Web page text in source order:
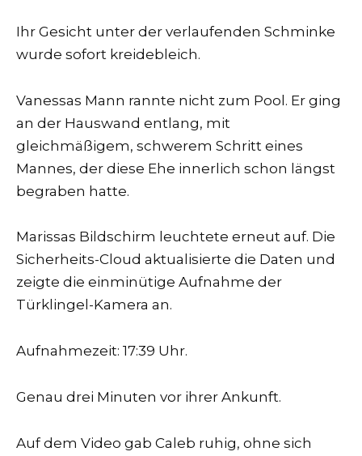
Ihr Gesicht unter der verlaufenden Schminke
wurde sofort kreidebleich.
Vanessas Mann rannte nicht zum Pool. Er ging
an der Hauswand entlang, mit
gleichmäßigem, schwerem Schritt eines
Mannes, der diese Ehe innerlich schon längst
begraben hatte.
Marissas Bildschirm leuchtete erneut auf. Die
Sicherheits-Cloud aktualisierte die Daten und
zeigte die einminütige Aufnahme der
Türklingel-Kamera an.
Aufnahmezeit: 17:39 Uhr.
Genau drei Minuten vor ihrer Ankunft.
Auf dem Video gab Caleb ruhig, ohne sich